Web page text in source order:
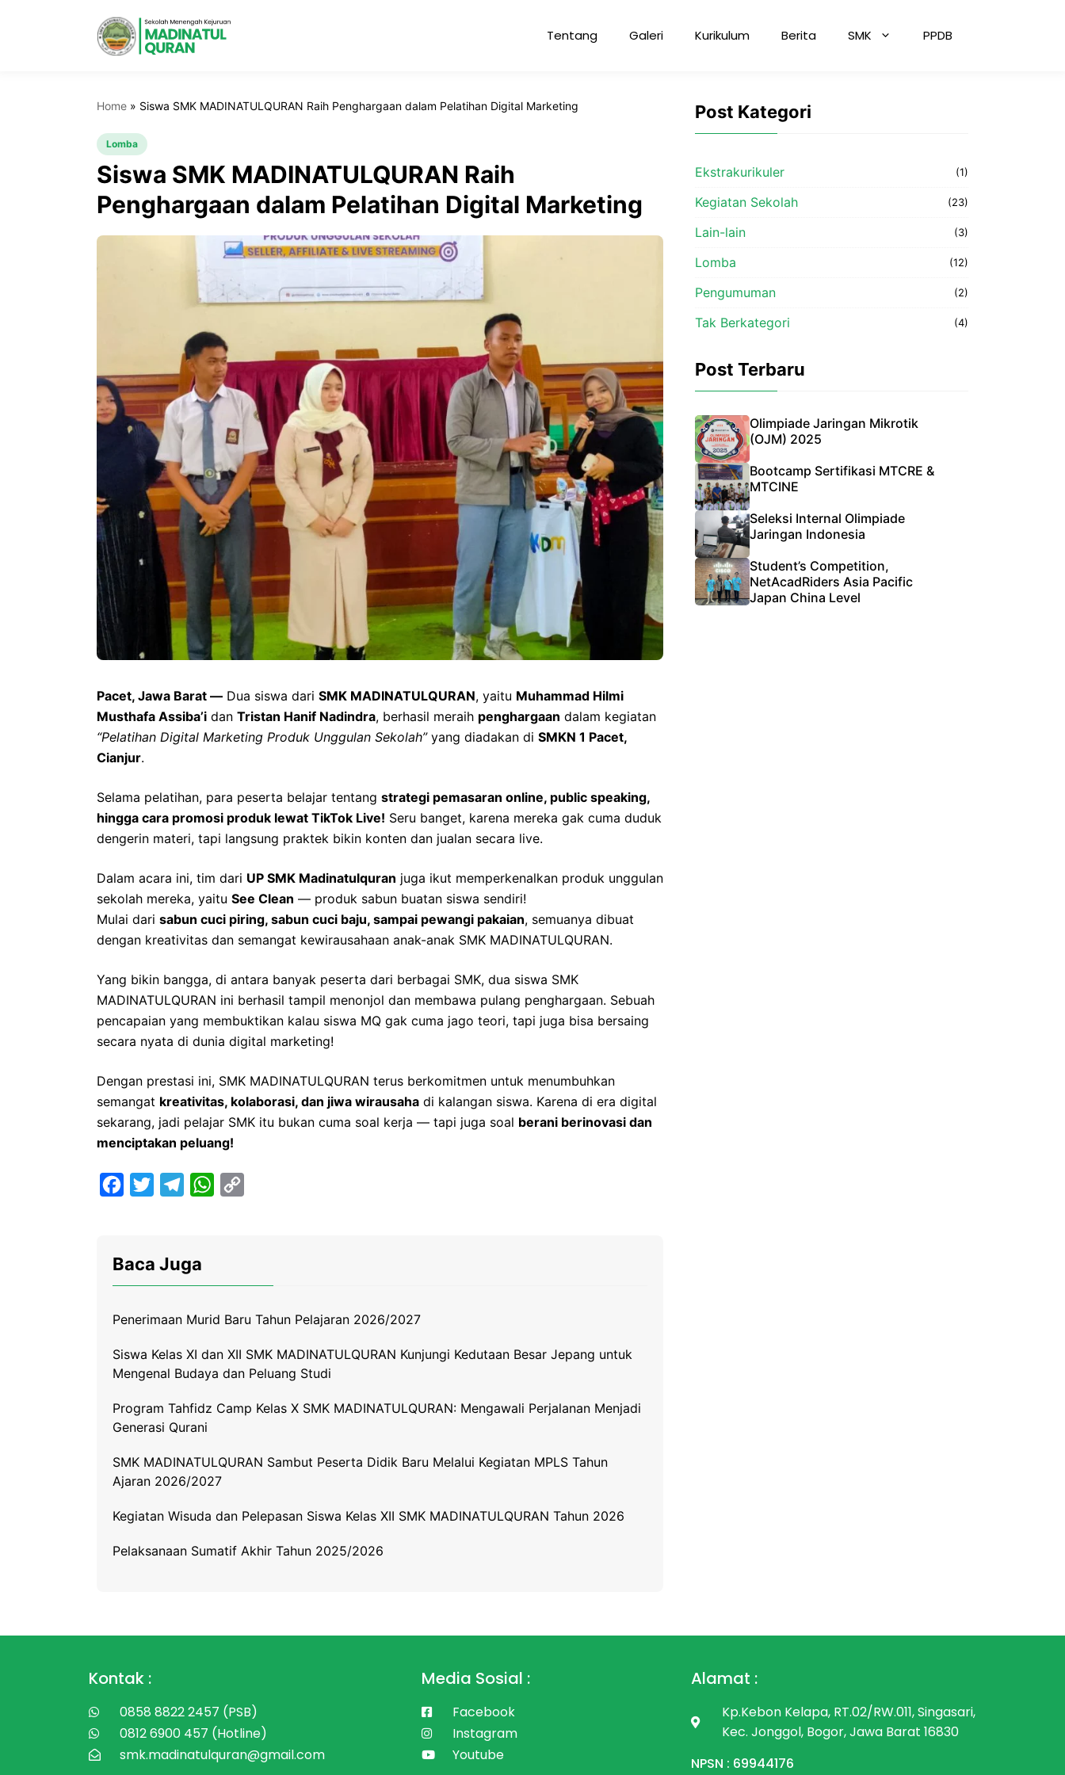
Tentang Galeri Kurikulum Berita SMK PPDB
Home » Siswa SMK MADINATULQURAN Raih Penghargaan dalam Pelatihan Digital Marketing
Lomba
Siswa SMK MADINATULQURAN Raih
Penghargaan dalam Pelatihan Digital Marketing
Pacet, Jawa Barat — Dua siswa dari SMK MADINATULQURAN, yaitu Muhammad Hilmi
Musthafa Assiba’i dan Tristan Hanif Nadindra, berhasil meraih penghargaan dalam kegiatan
“Pelatihan Digital Marketing Produk Unggulan Sekolah”yang diadakan di SMKN 1 Pacet,
Cianjur.
Selama pelatihan, para peserta belajar tentang strategi pemasaran online, public speaking,
hingga cara promosi produk lewat TikTok Live! Seru banget, karena mereka gak cuma duduk
dengerin materi, tapi langsung praktek bikin konten dan jualan secara live.
Dalam acara ini, tim dari UP SMK Madinatulquran juga ikut memperkenalkan produk unggulan
sekolah mereka, yaitu See Clean — produk sabun buatan siswa sendiri!
Mulai dari sabun cuci piring, sabun cuci baju, sampai pewangi pakaian, semuanya dibuat
dengan kreativitas dan semangat kewirausahaan anak-anak SMK MADINATULQURAN.
Yang bikin bangga, di antara banyak peserta dari berbagai SMK, dua siswa SMK
MADINATULQURAN ini berhasil tampil menonjol dan membawa pulang penghargaan. Sebuah
pencapaian yang membuktikan kalau siswa MQ gak cuma jago teori, tapi juga bisa bersaing
secara nyata di dunia digital marketing!
Dengan prestasi ini, SMK MADINATULQURAN terus berkomitmen untuk menumbuhkan
semangat kreativitas, kolaborasi, dan jiwa wirausaha di kalangan siswa. Karena di era digital
sekarang, jadi pelajar SMK itu bukan cuma soal kerja — tapi juga soal berani berinovasi dan
menciptakan peluang!
e
o
k
r
e
a
m
W
p
p
n
k
Baca Juga
Penerimaan Murid Baru Tahun Pelajaran 2026/2027
Siswa Kelas XI dan XII SMK MADINATULQURAN Kunjungi Kedutaan Besar Jepang untuk
Mengenal Budaya dan Peluang Studi
Program Tahfidz Camp Kelas X SMK MADINATULQURAN: Mengawali Perjalanan Menjadi
Generasi Qurani
SMK MADINATULQURAN Sambut Peserta Didik Baru Melalui Kegiatan MPLS Tahun
Ajaran 2026/2027
Kegiatan Wisuda dan Pelepasan Siswa Kelas XII SMK MADINATULQURAN Tahun 2026
Pelaksanaan Sumatif Akhir Tahun 2025/2026
Post Kategori
Ekstrakurikuler (1)
Kegiatan Sekolah (23)
Lain-lain (3)
Lomba (12)
Pengumuman (2)
Tak Berkategori (4)
Post Terbaru
Olimpiade Jaringan Mikrotik
(OJM) 2025
Bootcamp Sertifikasi MTCRE &
MTCINE
Seleksi Internal Olimpiade
Jaringan Indonesia
Student’s Competition,
NetAcadRiders Asia Pacific
Japan China Level
Kontak :
0858 8822 2457 (PSB)
0812 6900 457 (Hotline)
smk.madinatulquran@gmail.com
Media Sosial :
Facebook
Instagram
Youtube
Alamat :
Kp.Kebon Kelapa, RT.02/RW.011, Singasari,
Kec. Jonggol, Bogor, Jawa Barat 16830
NPSN : 69944176